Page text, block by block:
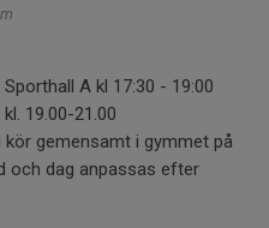
A kl 17:30 - 19:00
19.00-21.00
kör gemensamt i gymmet på
och dag anpassas efter